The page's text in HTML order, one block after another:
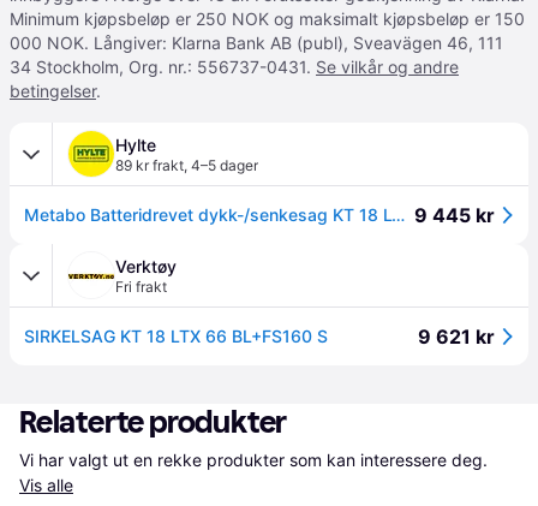
Minimum kjøpsbeløp er 250 NOK og maksimalt kjøpsbeløp er 150
000 NOK. Långiver: Klarna Bank AB (publ), Sveavägen 46, 111
34 Stockholm, Org. nr.: 556737-0431. Se vilkår og andre
betingelser.
Hylte
89 kr frakt, 4–5 dager
Metabo Batteridrevet dykk-/senkesag KT 18 LTX 66 BL Set inkl. styreskinne FS 160 i metaBOX 340 uten batteri og lader 9 445 kr
Verktøy
Fri frakt
SIRKELSAG KT 18 LTX 66 BL+FS160 S 9 621 kr
Relaterte produkter
Vis alle